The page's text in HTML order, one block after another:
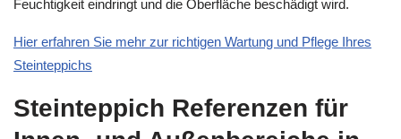
Feuchtigkeit eindringt und die Oberfläche beschädigt wird.
Hier erfahren Sie mehr zur richtigen Wartung und Pflege Ihres
Steinteppichs
Steinteppich Referenzen für